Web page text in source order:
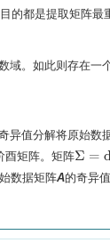
都是提取矩阵
域。如此则存在一
异值分解将原始数
酉矩阵。矩阵Σ= diag
数据矩阵A的奇异